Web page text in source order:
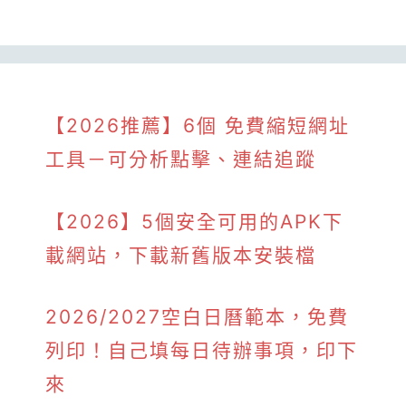
【2026推薦】6個 免費縮短網址
工具－可分析點擊、連結追蹤
【2026】5個安全可用的APK下
載網站，下載新舊版本安裝檔
2026/2027空白日曆範本，免費
列印！自己填每日待辦事項，印下
來